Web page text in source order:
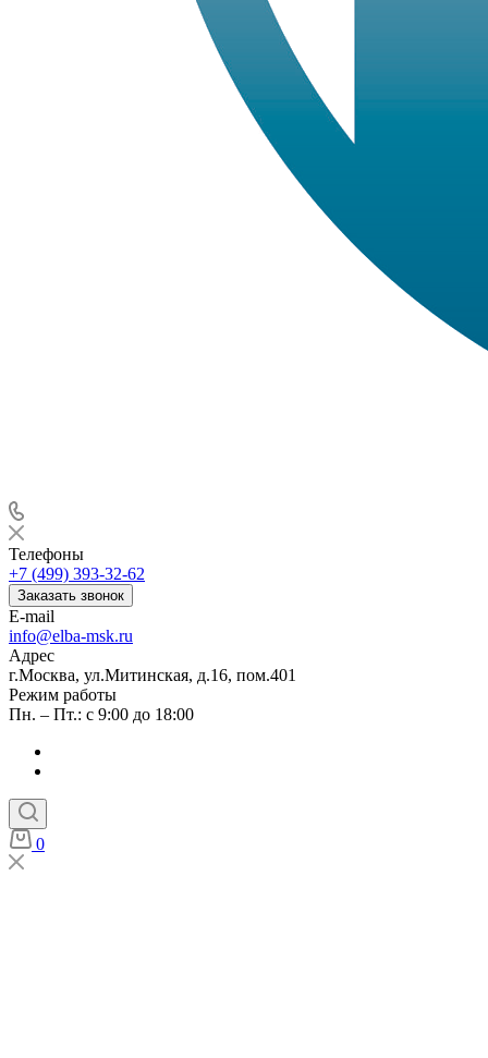
Телефоны
+7 (499) 393-32-62
Заказать звонок
E-mail
info@elba-msk.ru
Адрес
г.Москва, ул.Митинская, д.16, пом.401
Режим работы
Пн. – Пт.: с 9:00 до 18:00
0